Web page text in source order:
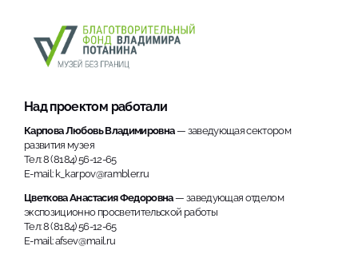
Над проектом работали
Карпова Любовь Владимировна— заведующая сектором
развития музея
Тел: 8 (8184) 56-12-65
E-mail: k_karpov@rambler.ru
Цветкова Анастасия Федоровна— заведующая отделом
экспозиционно просветительской работы
Тел: 8 (8184) 56-12-65
E-mail: afsev@mail.ru